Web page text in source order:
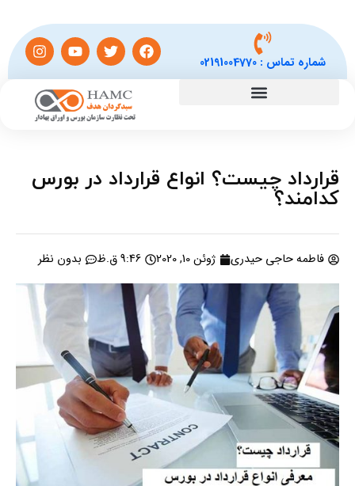
شماره تماس :02191004770
قرارداد چیست؟ انواع قرارداد در بورس
کدامند؟
فاطمه حاجی حیدری ژوئن 10, 2020 9:46 ق.ظ بدون نظر